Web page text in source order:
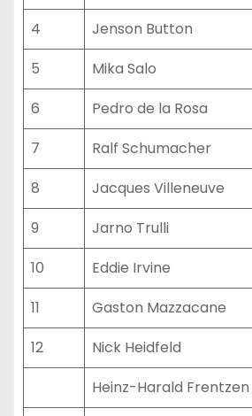
4
Jenson Button
5
Mika Salo
6
Pedro de la Rosa
7
Ralf Schumacher
8
Jacques Villeneuve
9
Jarno Trulli
10
Eddie Irvine
11
Gaston Mazzacane
12
Nick Heidfeld
Heinz-Harald Frentzen